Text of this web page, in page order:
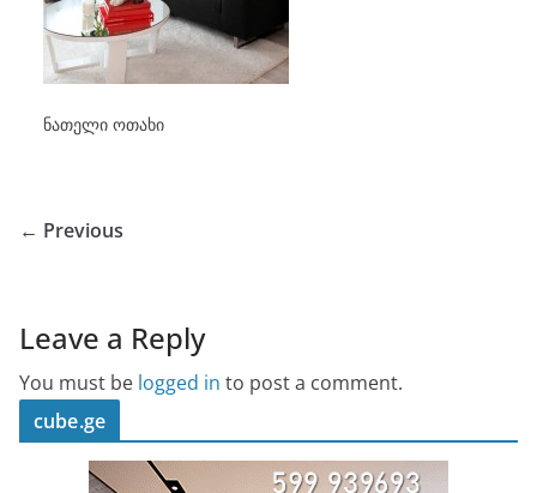
ნათელი ოთახი
← Previous
Leave a Reply
You must be logged in to post a comment.
cube.ge